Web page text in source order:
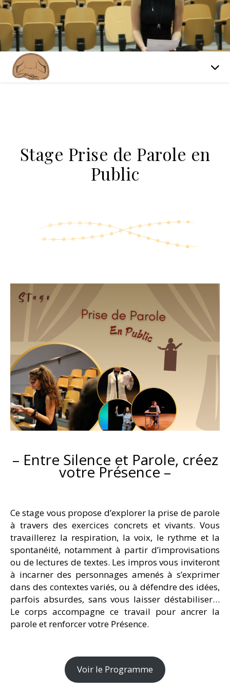
Stage Prise de Parole en
Public
– Entre Silence et Parole, créez
votre Présence –
Ce stage vous propose d’explorer la prise de parole
à travers des exercices concrets et vivants. Vous
travaillerez la respiration, la voix, le rythme et la
spontanéité, notamment à partir d’improvisations
ou de lectures de textes. Les impros vous inviteront
à incarner des personnages amenés à s’exprimer
dans des contextes variés, ou à défendre des idées,
parfois absurdes, sans vous laisser déstabiliser…
Le corps accompagne ce travail pour ancrer la
parole et renforcer votre Présence.
Voir le Programme